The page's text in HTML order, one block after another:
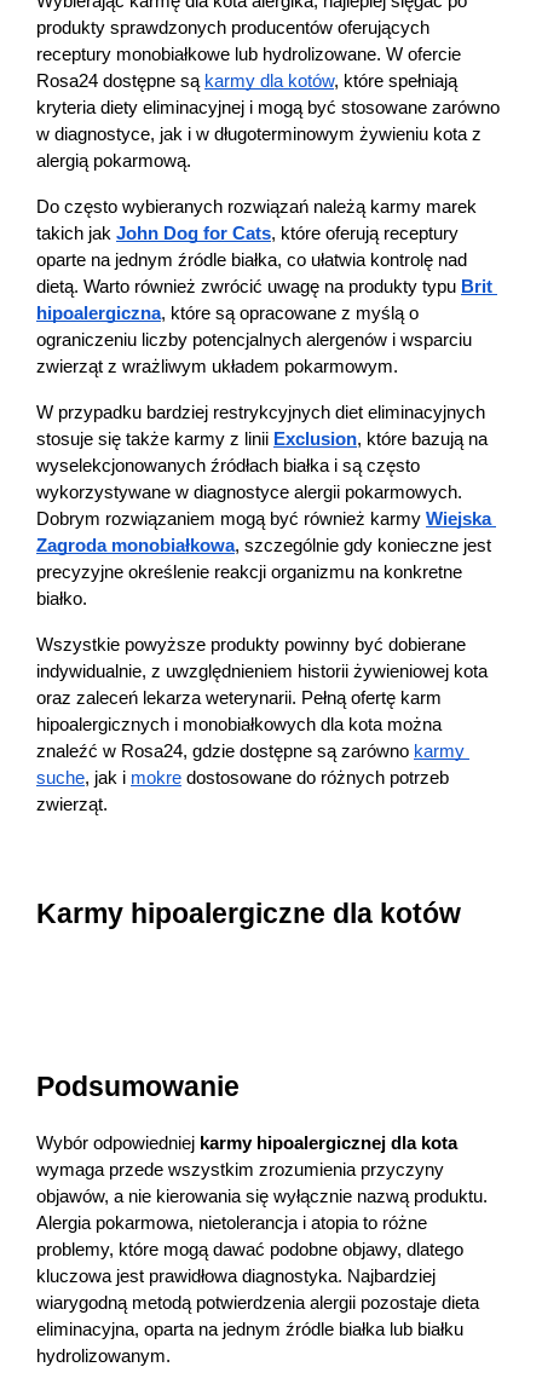
produkty sprawdzonych producentów oferujących
receptury monobiałkowe lub hydrolizowane. W ofercie
Rosa24 dostępne są karmy dla kotów, które spełniają
kryteria diety eliminacyjnej i mogą być stosowane zarówno
w diagnostyce, jak i w długoterminowym żywieniu kota z
alergią pokarmową.
Do często wybieranych rozwiązań należą karmy marek
takich jak John Dog for Cats, które oferują receptury
oparte na jednym źródle białka, co ułatwia kontrolę nad
dietą. Warto również zwrócić uwagę na produkty typu Brit
hipoalergiczna, które są opracowane z myślą o
ograniczeniu liczby potencjalnych alergenów i wsparciu
zwierząt z wrażliwym układem pokarmowym.
W przypadku bardziej restrykcyjnych diet eliminacyjnych
stosuje się także karmy z linii Exclusion, które bazują na
wyselekcjonowanych źródłach białka i są często
wykorzystywane w diagnostyce alergii pokarmowych.
Dobrym rozwiązaniem mogą być również karmy Wiejska
Zagroda monobiałkowa, szczególnie gdy konieczne jest
precyzyjne określenie reakcji organizmu na konkretne
białko.
Wszystkie powyższe produkty powinny być dobierane
indywidualnie, z uwzględnieniem historii żywieniowej kota
oraz zaleceń lekarza weterynarii. Pełną ofertę karm
hipoalergicznych i monobiałkowych dla kota można
znaleźć w Rosa24, gdzie dostępne są zarówno karmy
suche, jak i mokre dostosowane do różnych potrzeb
zwierząt.
Karmy hipoalergiczne dla kotów
Podsumowanie
Wybór odpowiedniej karmy hipoalergicznej dla kota
wymaga przede wszystkim zrozumienia przyczyny
objawów, a nie kierowania się wyłącznie nazwą produktu.
Alergia pokarmowa, nietolerancja i atopia to różne
problemy, które mogą dawać podobne objawy, dlatego
kluczowa jest prawidłowa diagnostyka. Najbardziej
wiarygodną metodą potwierdzenia alergii pozostaje dieta
eliminacyjna, oparta na jednym źródle białka lub białku
hydrolizowanym.